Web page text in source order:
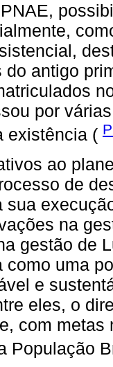
do antigo
por
existência (
ao
de
sua
na
gestão de
como uma
e
eles, o
com
População